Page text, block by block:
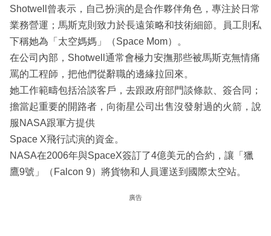
Shotwell曾表示，自己扮演的是合作夥伴角色，專注於日常
業務營運；馬斯克則致力於長遠策略和技術細節。員工則私
下稱她為「太空媽媽」（Space Mom）。
在公司內部，Shotwell通常會極力安撫那些被馬斯克無情痛
罵的工程師，把他們從辭職的邊緣拉回來。
她工作範疇包括洽談客戶，去跟政府部門談條款、簽合同；
擔當起重要的開路者，向衛星公司出售沒發射過的火箭，說
服NASA跟軍方提供
Space X飛行試演的資金。
NASA在2006年與SpaceX簽訂了4億美元的合約，讓「獵
鷹9號」（Falcon 9）將貨物和人員運送到國際太空站。
廣告